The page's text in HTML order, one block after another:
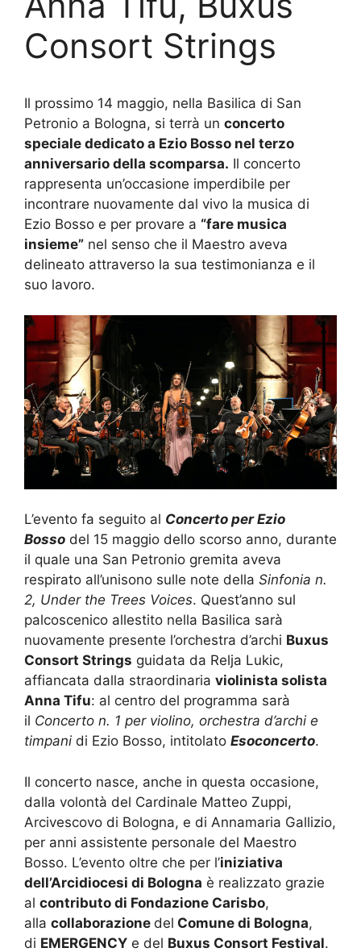
Consort Strings
Il prossimo 14 maggio, nella Basilica di San
Petronio a Bologna, si terrà un concerto
speciale dedicato a Ezio Bosso nel terzo
anniversario della scomparsa. Il concerto
rappresenta un’occasione imperdibile per
incontrare nuovamente dal vivo la musica di
Ezio Bosso e per provare a “fare musica
insieme” nel senso che il Maestro aveva
delineato attraverso la sua testimonianza e il
suo lavoro.
L’evento fa seguito al Concerto per Ezio
Bosso del 15 maggio dello scorso anno, durante
il quale una San Petronio gremita aveva
respirato all’unisono sulle note della Sinfonia n.
2, Under the Trees Voices. Quest’anno sul
palcoscenico allestito nella Basilica sarà
nuovamente presente l’orchestra d’archi Buxus
Consort Strings guidata da Relja Lukic,
affiancata dalla straordinaria violinista solista
Anna Tifu: al centro del programma sarà
il Concerto n. 1 per violino, orchestra d’archi e
timpani di Ezio Bosso, intitolato Esoconcerto.
Il concerto nasce, anche in questa occasione,
dalla volontà del Cardinale Matteo Zuppi,
Arcivescovo di Bologna, e di Annamaria Gallizio,
per anni assistente personale del Maestro
Bosso. L’evento oltre che per l’iniziativa
dell’Arcidiocesi di Bologna è realizzato grazie
al contributo di Fondazione Carisbo,
alla collaborazione del Comune di Bologna,
di EMERGENCY e del Buxus Consort Festival.